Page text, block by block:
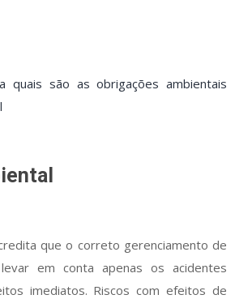
quais são as obrigações ambientais
que o correto gerenciamento de
em conta apenas os acidentes
imediatos. Riscos com efeitos de